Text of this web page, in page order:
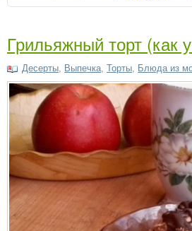
Грильяжный торт (как
Десерты, Выпечка, Торты, Блюда из